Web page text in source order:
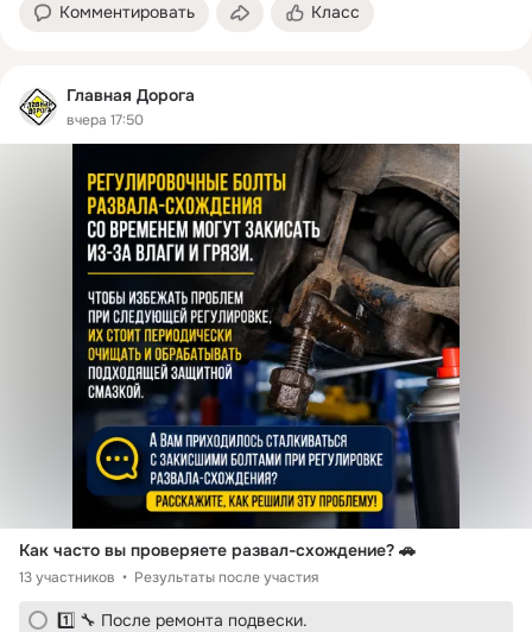
Комментировать Класс
Главная Дорога
вчера 17:50
Как часто вы проверяете развал-схождение? 🚗
13 участников Результаты после участия
1️⃣ 🔧 После ремонта подвески.